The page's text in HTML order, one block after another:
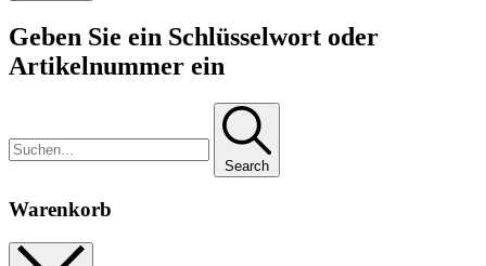
Geben Sie ein Schlüsselwort oder
Artikelnummer ein
Search
Warenkorb